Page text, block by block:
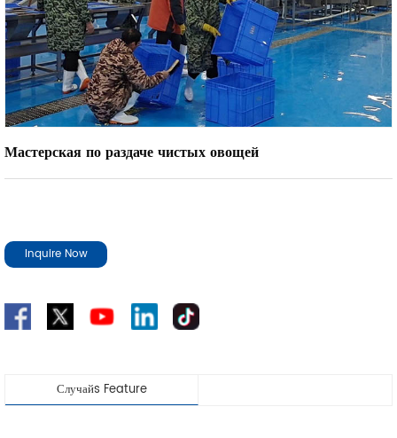
Мастерская по раздаче чистых овощей
Inquire Now
Случайs Feature